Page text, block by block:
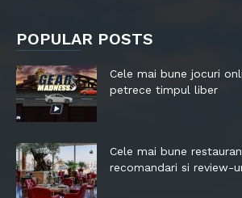
POPULAR POSTS
Cele mai bune jocuri
petrece timpul liber
Cele mai bune
recomandari si review-